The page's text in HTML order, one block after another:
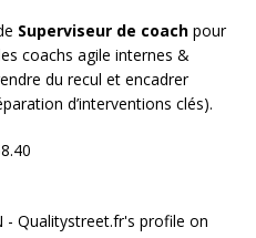
Superviseur de coach pour
coachs agile internes &
du recul et encadrer
d’interventions clés).